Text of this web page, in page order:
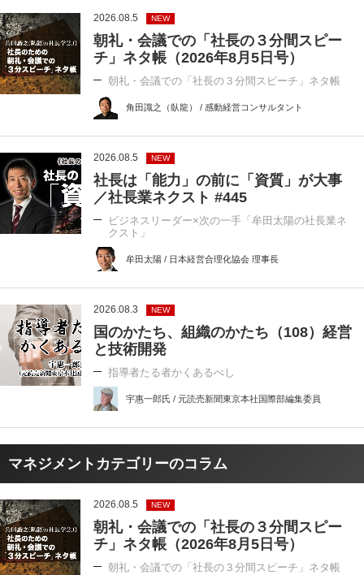
2026.08.5 NEW
朝礼・会議での「社長の３分間スピー
チ」ネタ帳（2026年8月5日号）
朝礼・会議での「社長の３分間スピーチ」ネタ帳
角田識之（臥龍） / 感動経営コンサルタント
2026.08.5 NEW
社長は「能力」の前に「資質」が大事
／社長業ネクスト #445
ビジネスリーダー×次の一手「牟田太陽の社長業ネ
クスト」
牟田太陽 / 日本経営合理化協会 理事長
2026.08.3 NEW
国のかたち、組織のかたち（108）経営
と技術開発
指導者たる者かくあるべし
宇惠一郎氏 / 元読売新聞東京本社国際部編集委員
マネジメントカテゴリーのコラム
2026.08.5 NEW
朝礼・会議での「社長の３分間スピー
チ」ネタ帳（2026年8月5日号）
朝礼・会議での「社長の３分間スピーチ」ネタ帳